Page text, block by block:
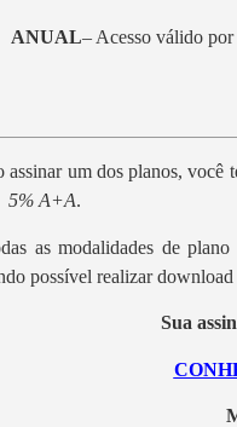
ANUAL– Acesso válido
assinar um dos planos, você
5% A+A.
as modalidades de plano
possível realizar
Sua